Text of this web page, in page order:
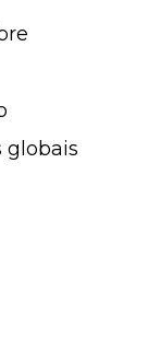
globais